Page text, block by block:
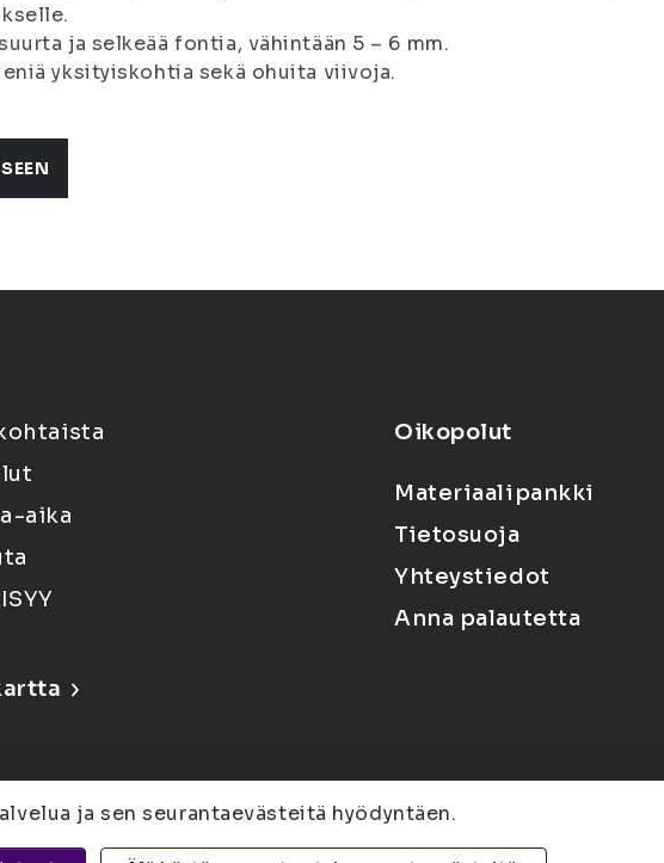
ja selkeää fontia, vähintään 5 – 6 mm.
yksityiskohtia sekä ohuita viivoja.
aika
Oikopolut
Materiaalipankki
Tietosuoja
Yhteystiedot
Anna palautetta
ja sen seurantaevästeitä hyödyntäen.